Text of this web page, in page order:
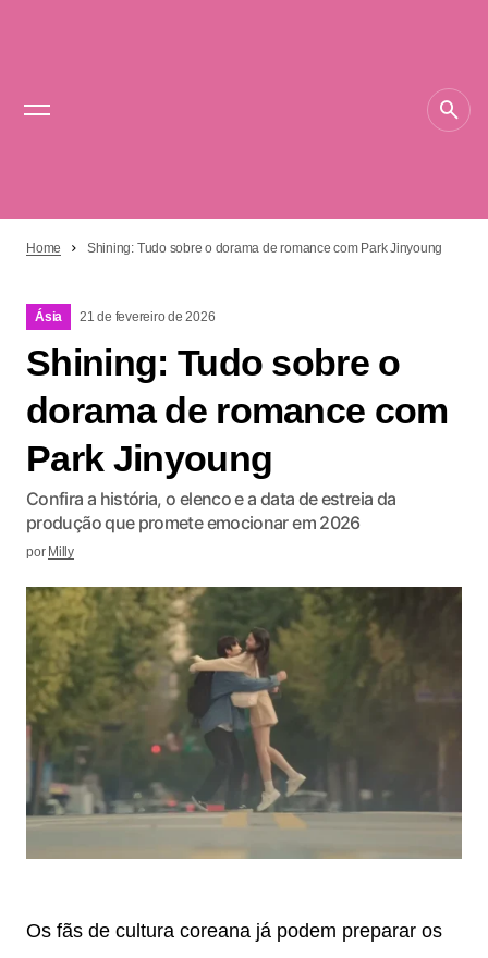
Home Shining: Tudo sobre o dorama de romance com Park Jinyoung
Ásia 21 de fevereiro de 2026
Shining: Tudo sobre o
dorama de romance com
Park Jinyoung
Confira a história, o elenco e a data de estreia da
produção que promete emocionar em 2026
por Milly
Os fãs de cultura coreana já podem preparar os